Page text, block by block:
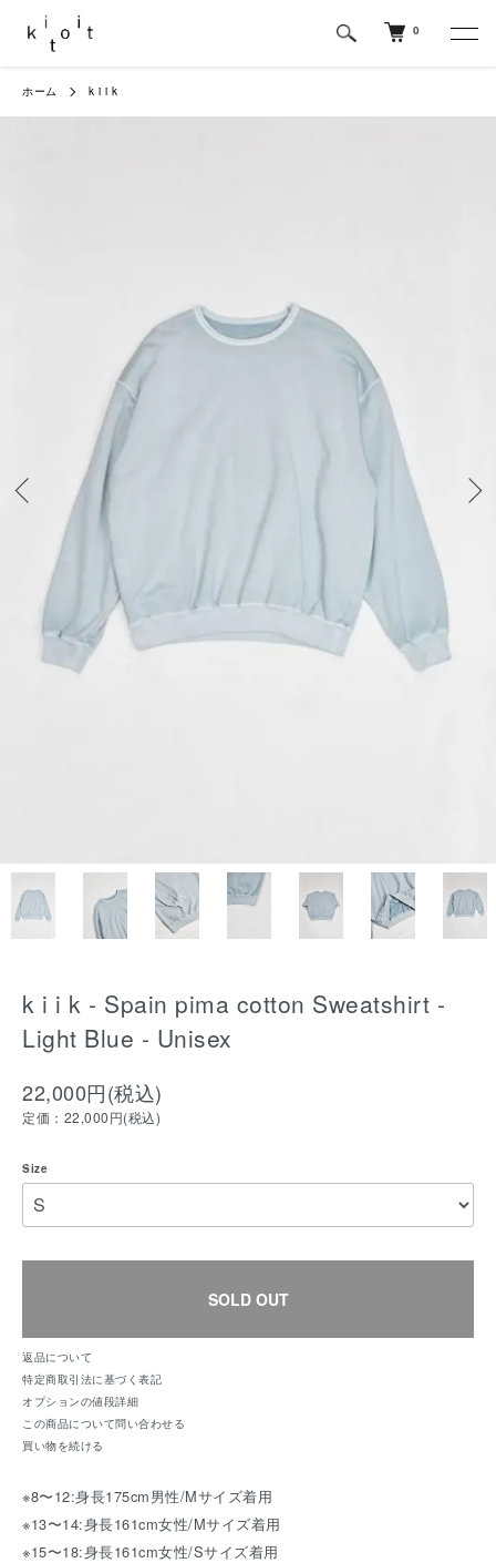
0
ホーム k i i k
k i i k - Spain pima cotton Sweatshirt -
Light Blue - Unisex
22,000円(税込)
定価：22,000円(税込)
Size
SOLD OUT
返品について
特定商取引法に基づく表記
オプションの値段詳細
この商品について問い合わせる
買い物を続ける
※8〜12:身長175cm男性/Mサイズ着用
※13〜14:身長161cm女性/Mサイズ着用
※15〜18:身長161cm女性/Sサイズ着用